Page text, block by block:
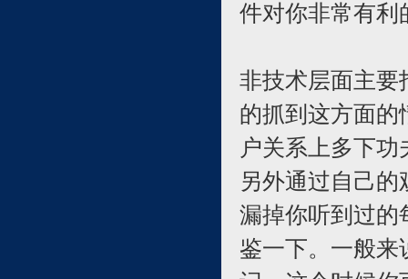
件对你非常有利
非技术层面主要
的抓到这方面的
户关系上多下
另外通过自己
漏掉你听到过的
鉴一下。一般来